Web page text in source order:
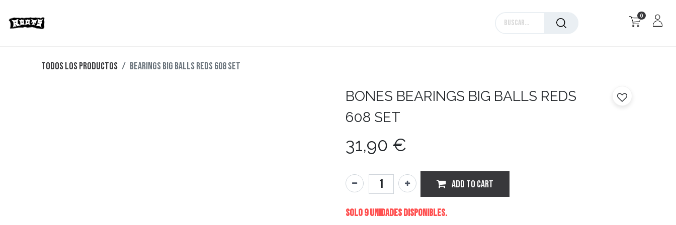
0
Todos los productos BEARINGS BIG BALLS REDS 608 SET
BONES BEARINGS BIG BALLS REDS
608 SET
31,90 €
ADD TO CART
Solo 9 Unidades disponibles.